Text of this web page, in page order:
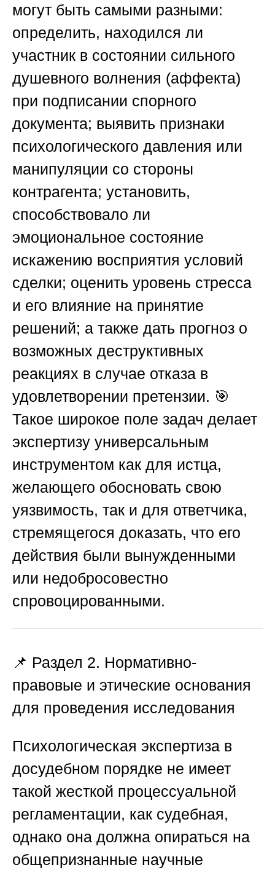
могут быть самыми разными:
определить, находился ли
участник в состоянии сильного
душевного волнения (аффекта)
при подписании спорного
документа; выявить признаки
психологического давления или
манипуляции со стороны
контрагента; установить,
способствовало ли
эмоциональное состояние
искажению восприятия условий
сделки; оценить уровень стресса
и его влияние на принятие
решений; а также дать прогноз о
возможных деструктивных
реакциях в случае отказа в
удовлетворении претензии. 🎯
Такое широкое поле задач делает
экспертизу универсальным
инструментом как для истца,
желающего обосновать свою
уязвимость, так и для ответчика,
стремящегося доказать, что его
действия были вынужденными
или недобросовестно
спровоцированными.
📌 Раздел 2. Нормативно-
правовые и этические основания
для проведения исследования
Психологическая экспертиза в
досудебном порядке не имеет
такой жесткой процессуальной
регламентации, как судебная,
однако она должна опираться на
общепризнанные научные